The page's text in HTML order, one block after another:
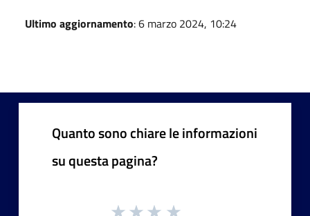
Ultimo aggiornamento: 6 marzo 2024, 10:24
Quanto sono chiare le informazioni
su questa pagina?